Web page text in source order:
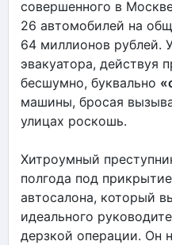
совершенного в
26 автомобилей на
64 миллионов рублей.
эвакуатора, действуя
бесшумно, буквально
машины, бросая
улицах роскошь.
Хитроумный
полгода под
автосалона, который
идеального
дерзкой операции. Он